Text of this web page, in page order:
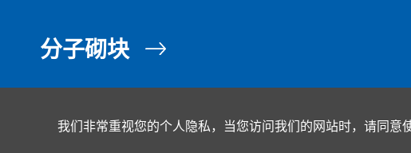
我们非常重视您的个人隐私，当您访问我们的网站时，请同
分子砌块
Copyright ©2007 - 2026 韶远科技（上海）有限公司 版权所有沪ICP备